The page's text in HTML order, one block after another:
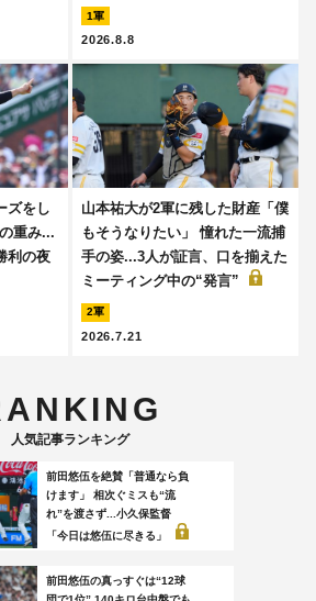
1軍
2026.8.8
ズをし
重み...
利の夜
山本祐大が2軍に残した財産「僕
もそうなりたい」 憧れた一流捕
手の姿...3人が証言、口を揃えた
ミーティング中の“発言”
2軍
2026.7.21
人気記事ランキング
前田悠伍を絶賛「普通なら負
けます」 相次ぐミスも“流
れ”を渡さず...小久保監督
「今日は悠伍に尽きる」
前田悠伍の真っすぐは“12球